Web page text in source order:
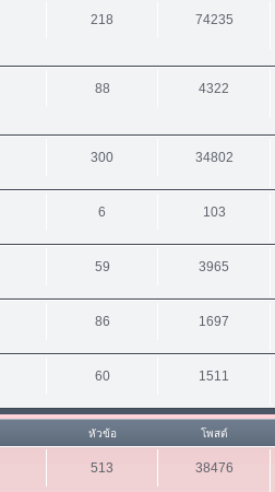
218 74235
88 4322
300 34802
6 103
59 3965
86 1697
60 1511
หัวข้อ โพสต์
513 38476